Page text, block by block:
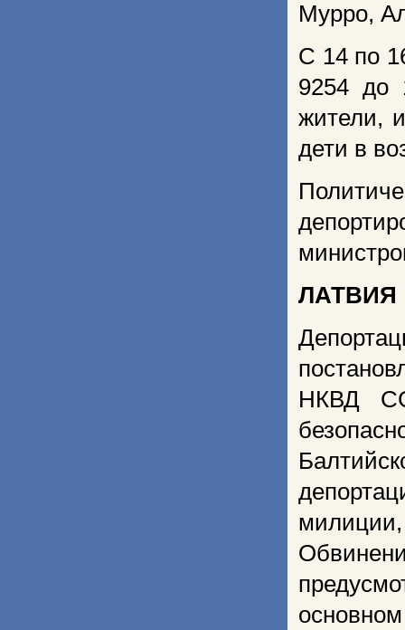
Мурро,
С 14 по
9254 до
жители,
дети в
ЛАТВИЯ
НКВД